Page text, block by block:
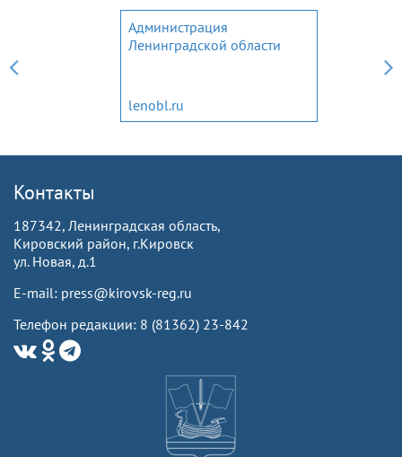
Администрация
Ленинградской области
lenobl.ru
Контакты
187342, Ленинградская область,
Кировский район, г.Кировск
ул. Новая, д.1
E-mail: press@kirovsk-reg.ru
Телефон редакции: 8 (81362) 23-842